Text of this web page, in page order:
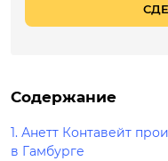
Содержание
1. Анетт Контавейт
в Гамбурге